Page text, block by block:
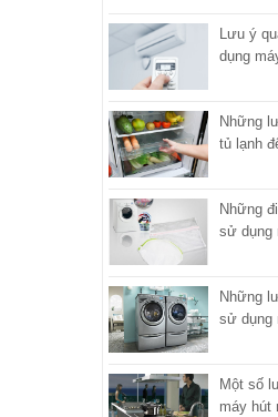
Lưu ý
dụng
Những
tủ lạnh
Những
sử dụng
Những
sử dụng
Một số
máy hút